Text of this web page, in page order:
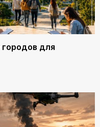
для